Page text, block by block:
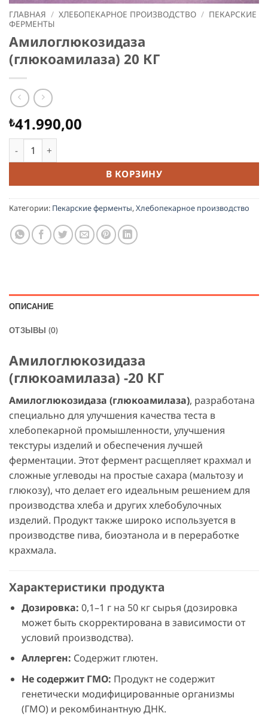
ГЛАВНАЯ / ХЛЕБОПЕКАРНОЕ ПРОИЗВОДСТВО / ПЕКАРСКИЕ
ФЕРМЕНТЫ
Амилоглюкозидаза
(глюкоамилаза) 20 КГ
₺41.990,00
Количество товара Амилоглюкозидаза (глюкоамилаза)
В КОРЗИНУ
Категории: Пекарские ферменты,Хлебопекарное производство
ОПИСАНИЕ
ОТЗЫВЫ (0)
Амилоглюкозидаза
(глюкоамилаза) -20 КГ
Амилоглюкозидаза (глюкоамилаза), разработана
специально для улучшения качества теста в
хлебопекарной промышленности, улучшения
текстуры изделий и обеспечения лучшей
ферментации. Этот фермент расщепляет крахмал и
сложные углеводы на простые сахара (мальтозу и
глюкозу), что делает его идеальным решением для
производства хлеба и других хлебобулочных
изделий. Продукт также широко используется в
производстве пива, биоэтанола и в переработке
крахмала.
Характеристики продукта
Дозировка: 0,1–1 г на 50 кг сырья (дозировка
может быть скорректирована в зависимости от
условий производства).
Аллерген: Содержит глютен.
Не содержит ГМО: Продукт не содержит
генетически модифицированные организмы
(ГМО) и рекомбинантную ДНК.